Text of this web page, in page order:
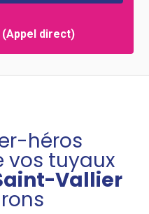
direct)
héros
vos tuyaux
Vallier